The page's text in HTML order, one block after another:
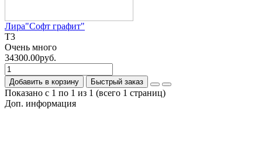
Лира"Софт графит"
T3
Очень много
34300.00руб.
Добавить в корзину Быстрый заказ
Показано с 1 по 1 из 1 (всего 1 страниц)
Доп. информация